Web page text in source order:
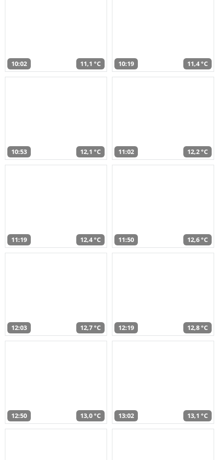
10:02 11,1 °C 10:19 11,4 °C
10:53 12,1 °C 11:02 12,2 °C
11:19 12,4 °C 11:50 12,6 °C
12:03 12,7 °C 12:19 12,8 °C
12:50 13,0 °C 13:02 13,1 °C